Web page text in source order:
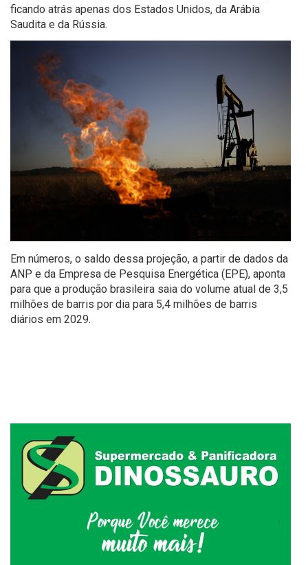
ficando atrás apenas dos Estados Unidos, da Arábia
Saudita e da Rússia.
Em números, o saldo dessa projeção, a partir de dados da
ANP e da Empresa de Pesquisa Energética (EPE), aponta
para que a produção brasileira saia do volume atual de 3,5
milhões de barris por dia para 5,4 milhões de barris
diários em 2029.